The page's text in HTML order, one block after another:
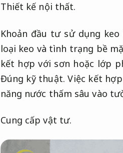
Thiết kế nội thất.
Khoản đầu tư sử dụng
loại keo và tình trạng bề
kết hợp với sơn hoặc lớp
Đúng kỹ thuật. Việc kết
năng nước thấm sâu vào
Cung cấp vật tư.